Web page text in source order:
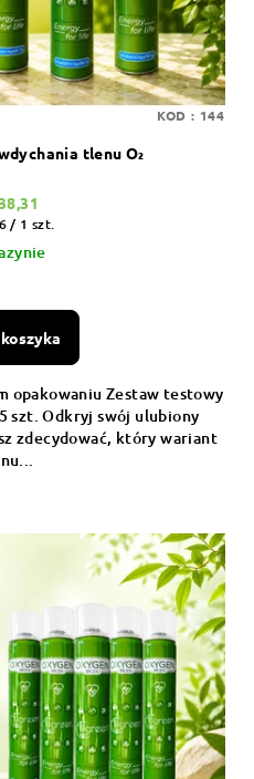
tlenu O₂
/ 1 szt.
opakowaniu Zestaw testowy
szt. Odkryj swój ulubiony
zdecydować, który wariant
KOD : 144